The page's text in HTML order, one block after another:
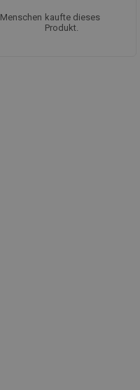
Menschen kaufte dieses
Produkt.